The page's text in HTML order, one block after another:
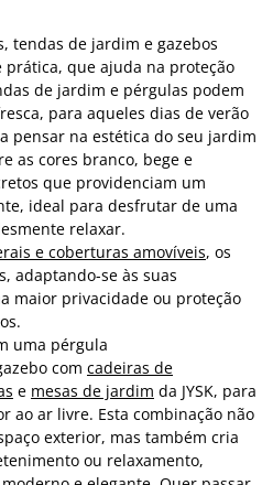
tendas de jardim e gazebos
que ajuda na proteção
de jardim e pérgulas podem
para aqueles dias de verão
pensar na estética do seu jardim
as cores branco, bege e
que providenciam um
ideal para desfrutar de uma
relaxar.
e coberturas amovíveis, os
adaptando-se às suas
maior privacidade ou proteção
uma pérgula
com cadeiras de
e mesas de jardim da JYSK, para
ao ar livre. Esta combinação não
exterior, mas também cria
ou relaxamento,